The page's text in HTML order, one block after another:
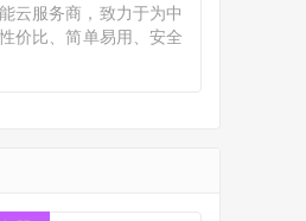
云服务商，致力于为中
价比、简单易用、安全